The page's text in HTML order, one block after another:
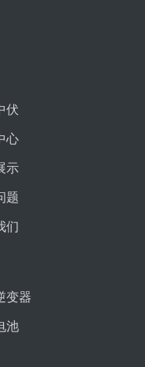
伏
心
示
题
们
变器
池